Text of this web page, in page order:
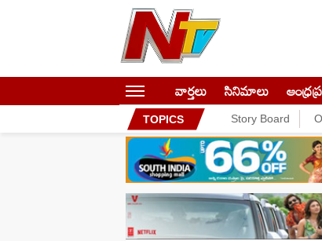
వార్తలు సినిమాలు
TOPICS Story Board